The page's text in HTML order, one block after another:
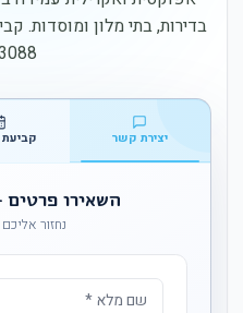
יצירת קשר
השאירו
נחזור אליכם תוך